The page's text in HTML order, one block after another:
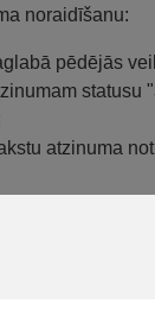
noraidīšanu:
pēdējās
statusu "
atzinuma